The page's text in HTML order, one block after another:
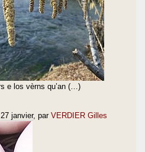
e los vèrns qu’an (…)
27 janvier, par VERDIER Gilles